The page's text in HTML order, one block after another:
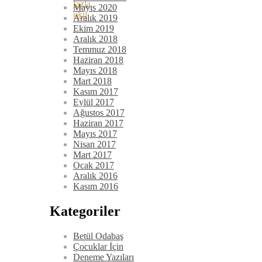
fazla
oku
Mayıs 2020
Aralık 2019
Ekim 2019
Aralık 2018
Temmuz 2018
Haziran 2018
Mayıs 2018
Mart 2018
Kasım 2017
Eylül 2017
Ağustos 2017
Haziran 2017
Mayıs 2017
Nisan 2017
Mart 2017
Ocak 2017
Aralık 2016
Kasım 2016
Kategoriler
Betül Odabaş
Çocuklar İçin
Deneme Yazıları